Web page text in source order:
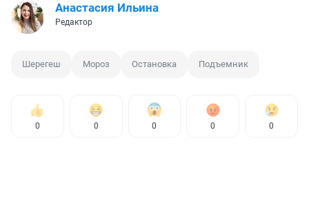
Анастасия Ильина
Редактор
Шерегеш Мороз Остановка Подъемник
0 0 0 0 0